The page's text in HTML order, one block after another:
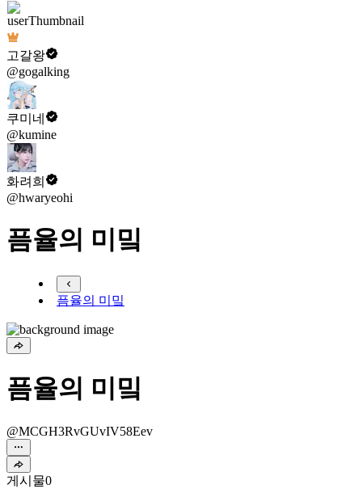
고갈왕
@gogalking
쿠미네
@kumine
화려희
@hwaryeohi
픔율의 미밐
픔율의 미밐
픔율의 미밐
@MCGH3RvGUvIV58Eev
게시물0